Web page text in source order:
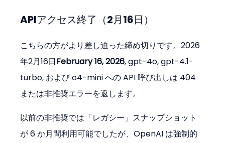
APIアクセス終了（2月16日）
こちらの方がより差し迫った締め切りです。2026
年2月16日February 16, 2026, gpt-4o, gpt-4.1-
turbo, および o4-mini への API 呼び出しは 404
または非推奨エラーを返します。
以前の非推奨では「レガシー」スナップショット
が 6 か月間利用可能でしたが、OpenAI は強制的